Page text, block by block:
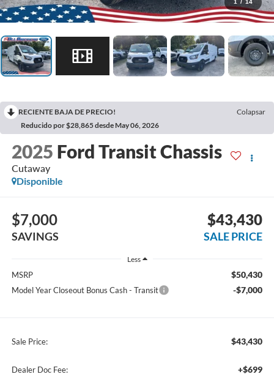
RECIENTE BAJA DE PRECIO!
Colapsar
Reducido por $28,865 desde May 06, 2026
2025 Ford Transit Chassis
Cutaway
Disponible
$7,000
SAVINGS
$43,430
SALE PRICE
Less
MSRP $50,430
Model Year Closeout Bonus Cash - Transit -$7,000
Sale Price: $43,430
Dealer Doc Fee: +$699